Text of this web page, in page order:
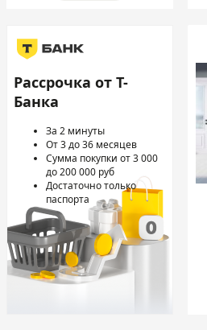
Рассрочка от Т-
Банка
За 2 минуты
От 3 до 36 месяцев
Сумма покупки от 3 000
до 200 000 руб
Достаточно только
паспорта